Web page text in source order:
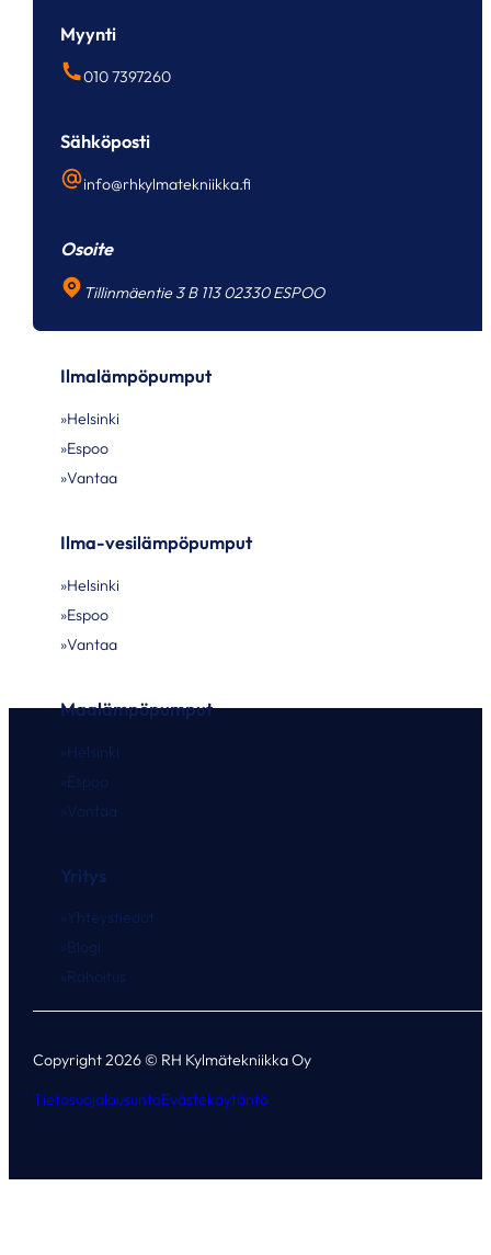
Myynti
010 7397260
Sähköposti
info@rhkylmatekniikka.fi
Osoite
Tillinmäentie 3 B 113 02330 ESPOO
Ilmalämpöpumput
Helsinki
Espoo
Vantaa
Ilma-vesilämpöpumput
Helsinki
Espoo
Vantaa
Maalämpöpumput
Helsinki
Espoo
Vantaa
Yritys
Yhteystiedot
Blogi
Rahoitus
Copyright 2026 © RH Kylmätekniikka Oy
TietosuojalausuntoEvästekäytäntö